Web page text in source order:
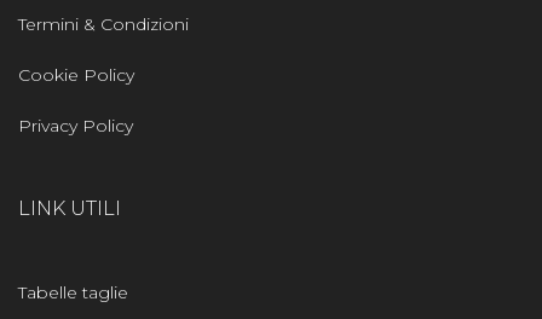
Termini & Condizioni
Cookie Policy
Privacy Policy
LINK UTILI
Tabelle taglie